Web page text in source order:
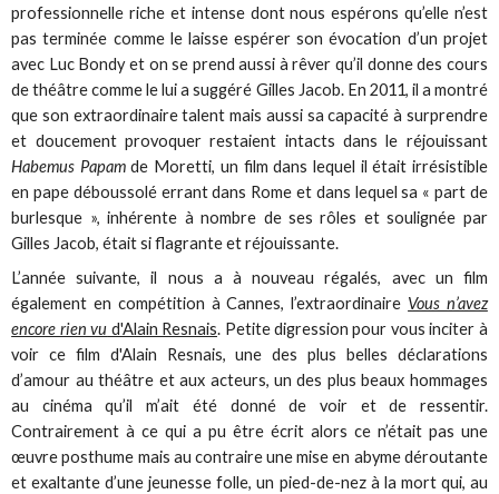
professionnelle riche et intense dont nous espérons qu’elle n’est
pas terminée comme le laisse espérer son évocation d’un projet
avec Luc Bondy et on se prend aussi à rêver qu’il donne des cours
de théâtre comme le lui a suggéré Gilles Jacob. En 2011, il a montré
que son extraordinaire talent mais aussi sa capacité à surprendre
et doucement provoquer restaient intacts dans le réjouissant
Habemus Papamde Moretti, un film dans lequel il était irrésistible
en pape déboussolé errant dans Rome et dans lequel sa « part de
burlesque », inhérente à nombre de ses rôles et soulignée par
Gilles Jacob, était si flagrante et réjouissante.
L’année suivante, il nous a à nouveau régalés, avec un film
également en compétition à Cannes, l’extraordinaire Vous n’avez
encore rien vu d'Alain Resnais. Petite digression pour vous inciter à
voir ce film d'Alain Resnais, une des plus belles déclarations
d’amour au théâtre et aux acteurs, un des plus beaux hommages
au cinéma qu’il m’ait été donné de voir et de ressentir.
Contrairement à ce qui a pu être écrit alors ce n’était pas une
œuvre posthume mais au contraire une mise en abyme déroutante
et exaltante d’une jeunesse folle, un pied-de-nez à la mort qui, au